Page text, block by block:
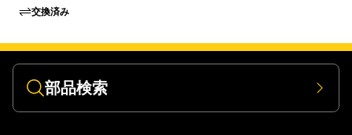
交換済み
部品検索